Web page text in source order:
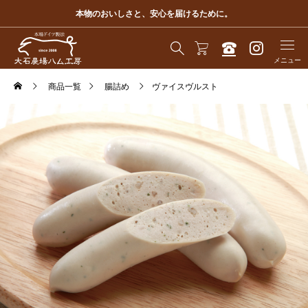
本物のおいしさと、安心を届けるために。
商品一覧 腸詰め ヴァイスヴルスト